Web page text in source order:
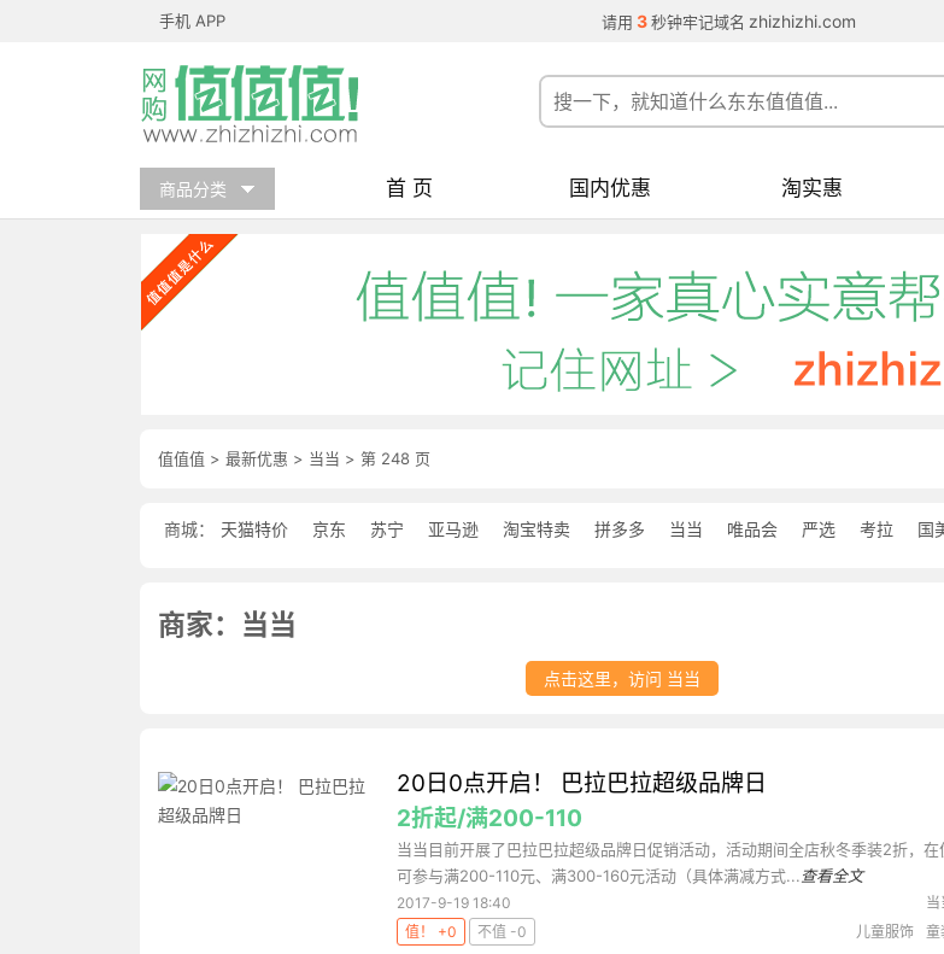
手机 APP 请用 3 秒钟牢记域名 zhizhizhi.com
商品分类 首 页 国内优惠 淘实惠
值值值 > 最新优惠 > 当当 > 第 248 页
商城： 天猫特价 京东 苏宁 亚马逊 淘宝特卖 拼多多 当当 唯品会 严选 考拉 国
商家：当当
点击这里，访问 当当
20日0点开启！ 巴拉巴拉超级品牌日
2折起/满200-110
当当目前开展了巴拉巴拉超级品牌日促销活动，活动期间全店秋冬季装2折，
可参与满200-110元、满300-160元活动（具体满减方式... 查看全文
2017-9-19 18:40
当
值！ +0
不值 -0 儿童服饰 童